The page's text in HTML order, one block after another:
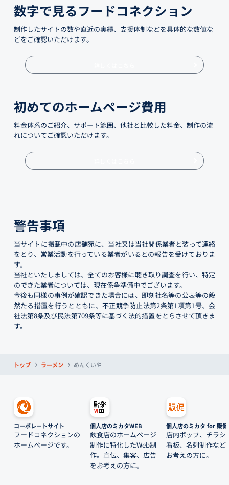
数字で見るフードコネクション
制作したサイトの数や直近の実績、支援体制などを具体的な数値な
どをご確認いただけます。
初めてのホームページ費用
料金体系のご紹介、サポート範囲、他社と比較した料金、制作の流
れについてご確認いただけます。
警告事項
当サイトに掲載中の店舗宛に、当社又は当社関係業者と装って連絡
をとり、営業活動を行っている業者がいるとの報告を受けておりま
す。
当社といたしましては、全てのお客様に聴き取り調査を行い、特定
のできた業者については、現在係争準備中でございます。
今後も同様の事例が確認できた場合には、即刻社名等の公表等の毅
然たる措置を行うとともに、不正競争防止法第2条第1項第1号、会
社法第8条及び民法第709条等に基づく法的措置をとらさせて頂きま
す。
トップ ラーメン めんくいや
コーポレートサイト
フードコネクションの
ホームページです。
個人店のミカタWEB
飲食店のホームページ
制作に特化したWeb制
作。宣伝、集客、広告
をお考えの方に。
個人店のミカタ for 販促
店内ポップ、チラシ
看板、名刺制作など
お考えの方に。